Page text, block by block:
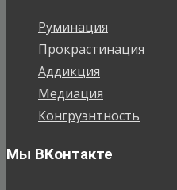
Руминация
Прокрастинация
Аддикция
Медиация
Конгруэнтность
Мы ВКонтакте